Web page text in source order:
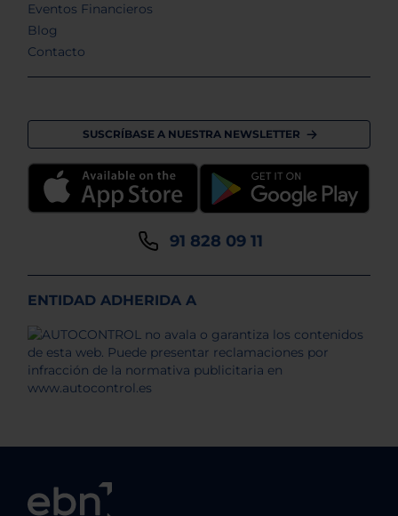
Eventos Financieros
Blog
Contacto
SUSCRÍBASE A NUESTRA NEWSLETTER
91 828 09 11
ENTIDAD ADHERIDA A